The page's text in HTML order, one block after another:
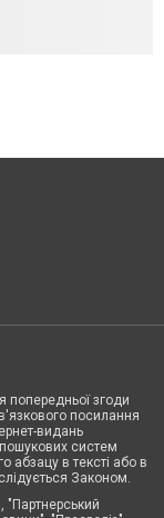
попередньої згоди
посилання
видань
систем
абзацу в тексті або в
Законом.
"Партнерський